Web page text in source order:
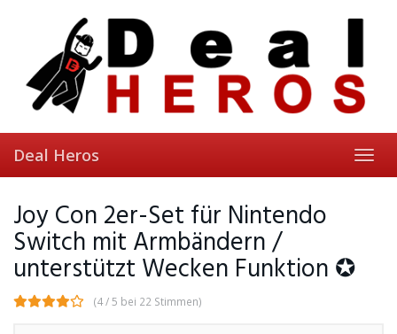
Deal Heros
Joy Con 2er-Set für Nintendo
Switch mit Armbändern /
unterstützt Wecken Funktion ✪
(4 / 5 bei 22 Stimmen)